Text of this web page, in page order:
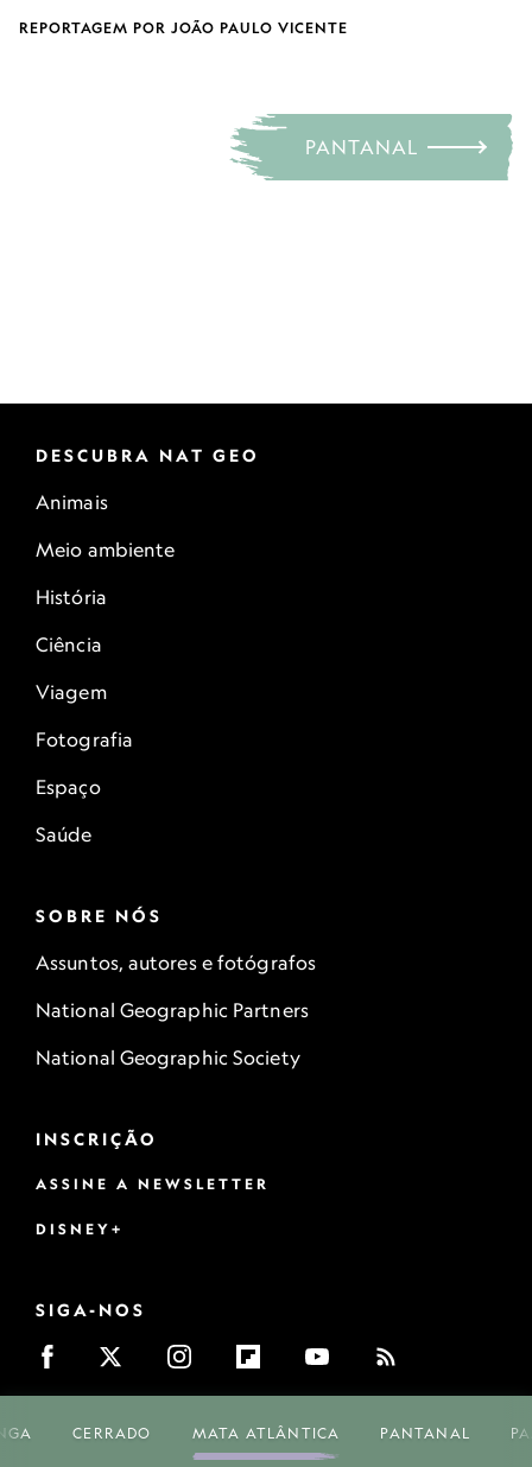
CERRADO MATA ATLÂNTICA PANTANAL
REPORTAGEM POR JOÃO PAULO VICENTE
PANTANAL
DESCUBRA NAT GEO
Animais
Meio ambiente
História
Ciência
Viagem
Fotografia
Espaço
Saúde
SOBRE NÓS
Assuntos, autores e fotógrafos
National Geographic Partners
National Geographic Society
INSCRIÇÃO
ASSINE A NEWSLETTER
DISNEY+
SIGA-NOS